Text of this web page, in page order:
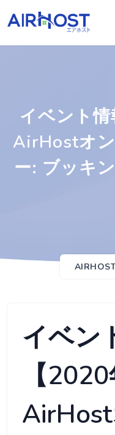
イベント情
AirHostオ
ー: ブッキ
イベン
【